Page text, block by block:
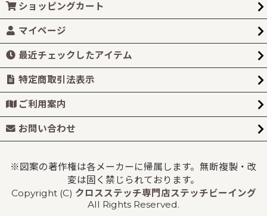
ショッピングカート
マイページ
最近チェックしたアイテム
特定商取引法表示
ご利用案内
お問い合わせ
※図案の著作権は各メーカーに帰属します。無断複製・改
変は固く禁じられております。
Copyright (C) クロスステッチ専門店ステッチビーイング
All Rights Reserved.